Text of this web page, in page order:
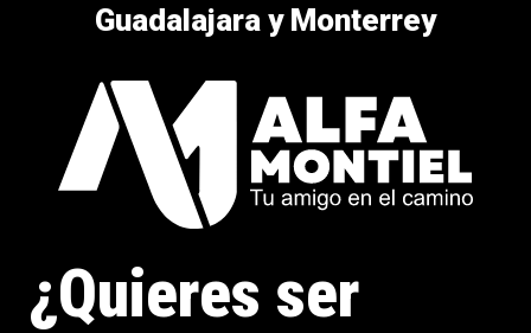
¿Quieres ser
Guadalajara y Monterrey